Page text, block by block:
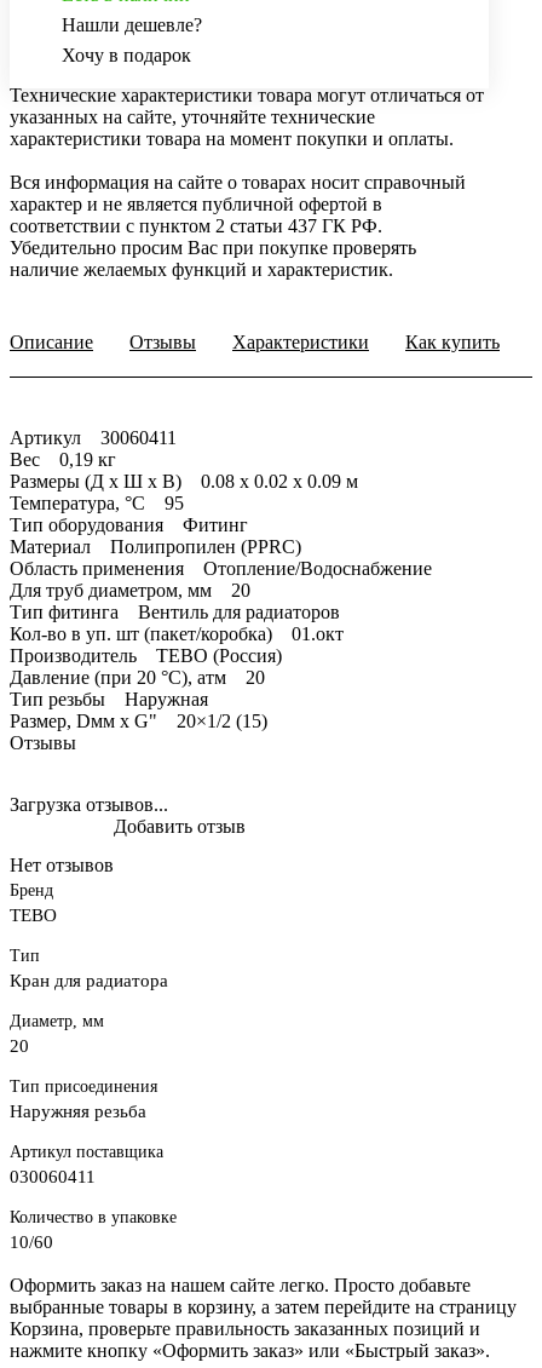
Нашли дешевле?
Хочу в подарок
Технические характеристики товара могут отличаться от
указанных на сайте, уточняйте технические
характеристики товара на момент покупки и оплаты.
Вся информация на сайте о товарах носит справочный
характер и не является публичной офертой в
соответствии с пунктом 2 статьи 437 ГК РФ.
Убедительно просим Вас при покупке проверять
наличие желаемых функций и характеристик.
Описание Отзывы Характеристики Как купить
Артикул 30060411
Вес 0,19 кг
Размеры (Д x Ш x В) 0.08 x 0.02 x 0.09 м
Температура, °С 95
Тип оборудования Фитинг
Материал Полипропилен (PPRC)
Область применения Отопление/Водоснабжение
Для труб диаметром, мм 20
Тип фитинга Вентиль для радиаторов
Кол-во в уп. шт (пакет/коробка) 01.окт
Производитель TEBO (Россия)
Давление (при 20 °С), атм 20
Тип резьбы Наружная
Размер, Dмм x G" 20×1/2 (15)
Отзывы
Загрузка отзывов...
Нет отзывов
Добавить отзыв
Бренд
TEBO
Тип
Кран для радиатора
Диаметр, мм
20
Тип присоединения
Наружняя резьба
Артикул поставщика
030060411
Количество в упаковке
10/60
Оформить заказ на нашем сайте легко. Просто добавьте
выбранные товары в корзину, а затем перейдите на страницу
Корзина, проверьте правильность заказанных позиций и
нажмите кнопку «Оформить заказ» или «Быстрый заказ».